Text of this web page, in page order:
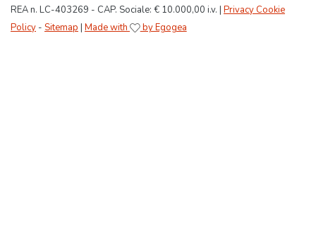
REA n. LC-403269 - CAP. Sociale: € 10.000,00 i.v. | Privacy Cookie
Policy - Sitemap | Made with by Egogea